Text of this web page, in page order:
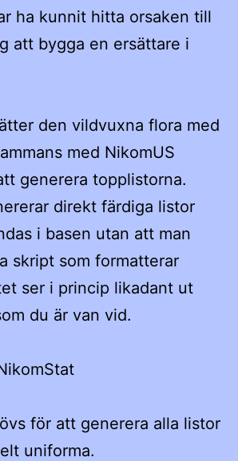
ha kunnit hitta orsaken till
att bygga en ersättare i
den vildvuxna flora med
med NikomUS
generera topplistorna.
direkt färdiga listor
i basen utan att man
skript som formatterar
ser i princip likadant ut
du är van vid.
för att generera alla listor
uniforma.